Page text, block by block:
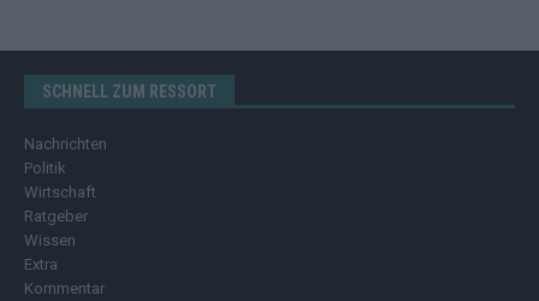
SCHNELL ZUM RESSORT
Nachrichten
Politik
Wirtschaft
Ratgeber
Wissen
Extra
Kommentar